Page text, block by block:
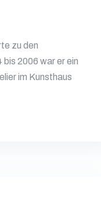
zu den
2006 war er ein
im Kunsthaus